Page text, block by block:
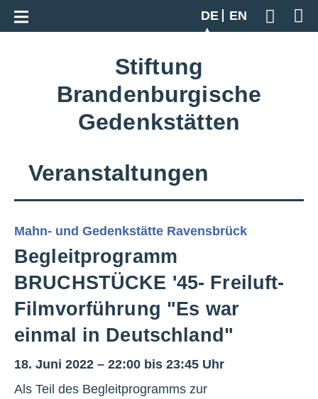
DE
EN
Geben
Zur Gesamtübersicht
Stiftung
Brandenburgische
Gedenkstätten
Veranstaltungen
Mahn- und Gedenkstätte Ravensbrück
Begleitprogramm
BRUCHSTÜCKE '45- Freiluft-
Filmvorführung "Es war
einmal in Deutschland"
18. Juni 2022 – 22:00 bis 23:45 Uhr
Als Teil des Begleitprogramms zur